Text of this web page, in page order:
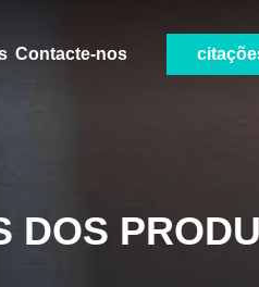
Contacte-nos
DOS